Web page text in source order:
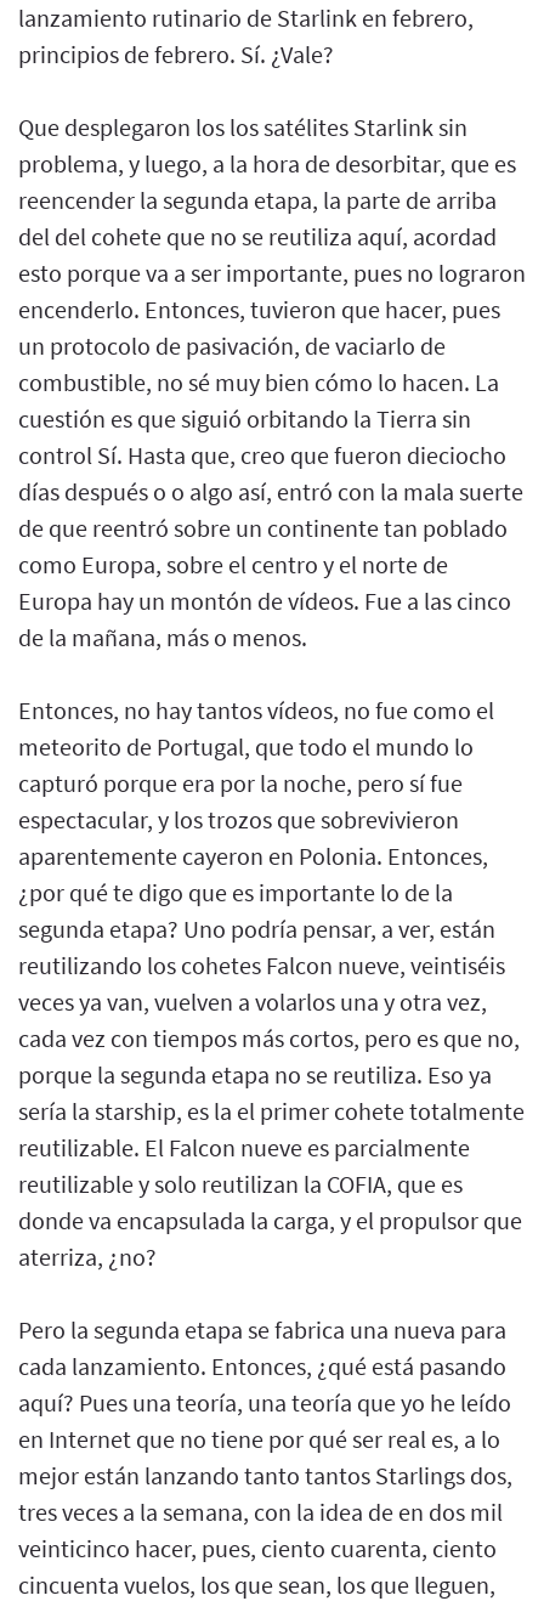
lanzamiento rutinario de Starlink en febrero,
principios de febrero. Sí. ¿Vale?
Que desplegaron los los satélites Starlink sin
problema, y luego, a la hora de desorbitar, que es
reencender la segunda etapa, la parte de arriba
del del cohete que no se reutiliza aquí, acordad
esto porque va a ser importante, pues no lograron
encenderlo. Entonces, tuvieron que hacer, pues
un protocolo de pasivación, de vaciarlo de
combustible, no sé muy bien cómo lo hacen. La
cuestión es que siguió orbitando la Tierra sin
control Sí. Hasta que, creo que fueron dieciocho
días después o o algo así, entró con la mala suerte
de que reentró sobre un continente tan poblado
como Europa, sobre el centro y el norte de
Europa hay un montón de vídeos. Fue a las cinco
de la mañana, más o menos.
Entonces, no hay tantos vídeos, no fue como el
meteorito de Portugal, que todo el mundo lo
capturó porque era por la noche, pero sí fue
espectacular, y los trozos que sobrevivieron
aparentemente cayeron en Polonia. Entonces,
¿por qué te digo que es importante lo de la
segunda etapa? Uno podría pensar, a ver, están
reutilizando los cohetes Falcon nueve, veintiséis
veces ya van, vuelven a volarlos una y otra vez,
cada vez con tiempos más cortos, pero es que no,
porque la segunda etapa no se reutiliza. Eso ya
sería la starship, es la el primer cohete totalmente
reutilizable. El Falcon nueve es parcialmente
reutilizable y solo reutilizan la COFIA, que es
donde va encapsulada la carga, y el propulsor que
aterriza, ¿no?
Pero la segunda etapa se fabrica una nueva para
cada lanzamiento. Entonces, ¿qué está pasando
aquí? Pues una teoría, una teoría que yo he leído
en Internet que no tiene por qué ser real es, a lo
mejor están lanzando tanto tantos Starlings dos,
tres veces a la semana, con la idea de en dos mil
veinticinco hacer, pues, ciento cuarenta, ciento
cincuenta vuelos, los que sean, los que lleguen,